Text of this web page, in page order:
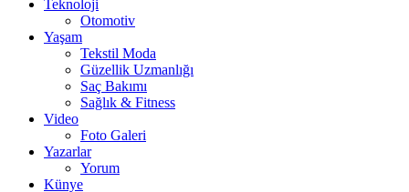
Teknoloji
Otomotiv
Yaşam
Tekstil Moda
Güzellik Uzmanlığı
Saç Bakımı
Sağlık & Fitness
Video
Foto Galeri
Yazarlar
Yorum
Künye